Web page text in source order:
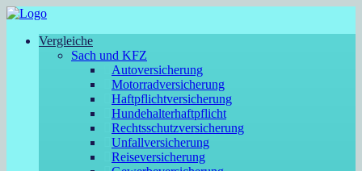
Vergleiche
Sach und KFZ
Autoversicherung
Motorradversicherung
Haftpflichtversicherung
Hundehalterhaftpflicht
Rechtsschutzversicherung
Unfallversicherung
Reiseversicherung